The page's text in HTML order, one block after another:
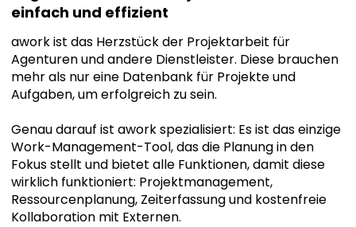
e
w
e
r
u
g
e
n
einfach und effizient
awork ist das Herzstück der Projektarbeit für
Agenturen und andere Dienstleister. Diese brauchen
mehr als nur eine Datenbank für Projekte und
Aufgaben, um erfolgreich zu sein.
Genau darauf ist awork spezialisiert: Es ist das einzige
Work-Management-Tool, das die Planung in den
Fokus stellt und bietet alle Funktionen, damit diese
wirklich funktioniert: Projektmanagement,
Ressourcenplanung, Zeiterfassung und kostenfreie
Kollaboration mit Externen.